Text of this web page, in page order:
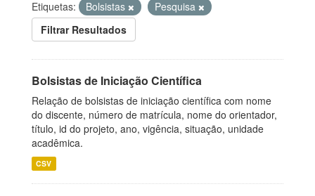
Etiquetas:
Bolsistas
Pesquisa
Filtrar Resultados
Bolsistas de Iniciação Científica
Relação de bolsistas de iniciação científica com nome
do discente, número de matrícula, nome do orientador,
título, id do projeto, ano, vigência, situação, unidade
acadêmica.
CSV